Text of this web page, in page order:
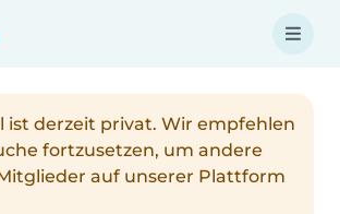
ist derzeit privat. Wir empfehlen
fortzusetzen, um andere
auf unserer Plattform